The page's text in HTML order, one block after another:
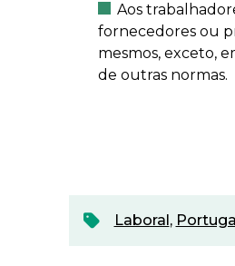
Aos
fornecedores ou
mesmos, exceto,
de outras normas.
Laboral,